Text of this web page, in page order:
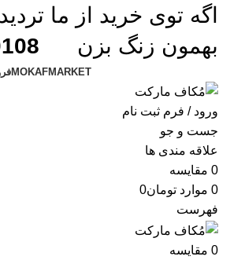
اگه توی خرید از ما
بهمون زنگ بزن
MOKAFMARKET
ورود / فرم ثبت نام
جست و جو
علاقه مندی ها
0 مقایسه
0 موارد تومان0
فهرست
0 مقایسه